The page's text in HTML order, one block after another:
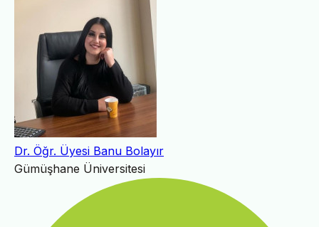
Dr. Öğr. Üyesi Banu Bolayır
Gümüşhane Üniversitesi